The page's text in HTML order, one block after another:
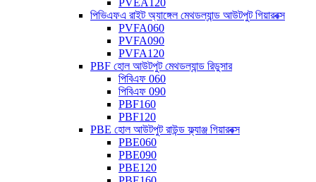
PVEA120
পিভিএফএ রাইট অ্যাঙ্গেল মেথডল্যান্ড আউটপুট গিয়ারবক্স
PVFA060
PVFA090
PVFA120
PBF হোল আউটপুট মেথডল্যান্ড রিডুসার
পিবিএফ 060
পিবিএফ 090
PBF160
PBF120
PBE হোল আউটপুট রাউন্ড ফ্ল্যাঞ্জ গিয়ারবক্স
PBE060
PBE090
PBE120